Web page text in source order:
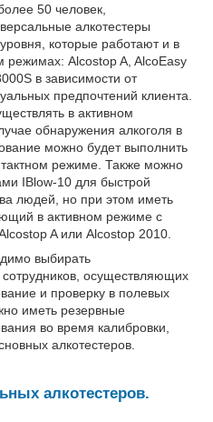
50 человек,
алкотестеры
которые работают и в
режимах: Alcostop A, AlcoEasy
в зависимости от
предпочтений клиента.
в активном
обнаружения алкоголя в
можно будет выполнить
режиме. Также можно
IBlow-10 для быстрой
людей, но при этом иметь
в активном режиме с
A или Alcostop 2010.
выбирать
сотрудников, осуществляющих
и проверку в полевых
иметь резервные
во время калибровки,
алкотестеров.
алкотестеров.